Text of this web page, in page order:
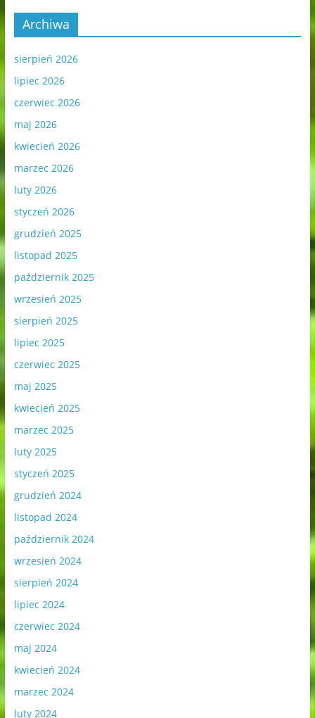
Archiwa
sierpień 2026
lipiec 2026
czerwiec 2026
maj 2026
kwiecień 2026
marzec 2026
luty 2026
styczeń 2026
grudzień 2025
listopad 2025
październik 2025
wrzesień 2025
sierpień 2025
lipiec 2025
czerwiec 2025
maj 2025
kwiecień 2025
marzec 2025
luty 2025
styczeń 2025
grudzień 2024
listopad 2024
październik 2024
wrzesień 2024
sierpień 2024
lipiec 2024
czerwiec 2024
maj 2024
kwiecień 2024
marzec 2024
luty 2024